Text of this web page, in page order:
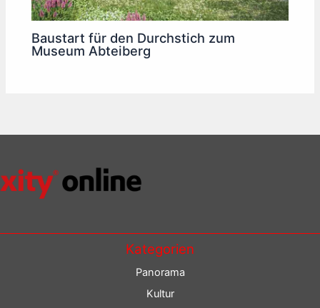
Baustart für den Durchstich zum
Museum Abteiberg
Kategorien
Panorama
Kultur